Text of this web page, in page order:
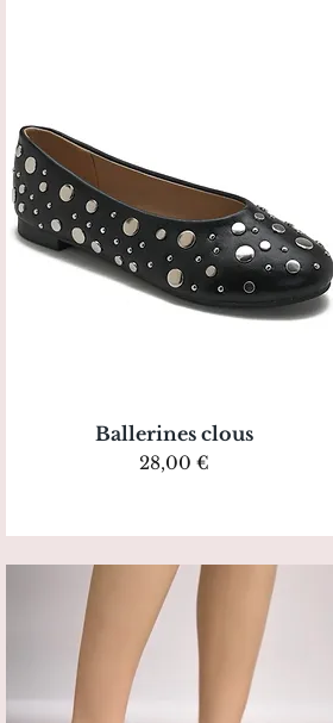
Aperçu rapide
Ballerines clous
Prix
28,00 €